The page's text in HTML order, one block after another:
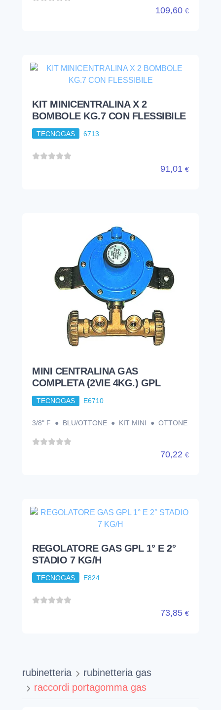
109,60 €
KIT MINICENTRALINA X 2
BOMBOLE KG.7 CON FLESSIBILE
TECNOGAS 6713
91,01 €
MINI CENTRALINA GAS
COMPLETA (2VIE 4KG.) GPL
TECNOGAS E6710
3/8" F ● BLU/OTTONE ● KIT MINI ● OTTONE
70,22 €
REGOLATORE GAS GPL 1° E 2°
STADIO 7 KG/H
TECNOGAS E824
73,85 €
rubinetteria
rubinetteria gas
raccordi portagomma gas